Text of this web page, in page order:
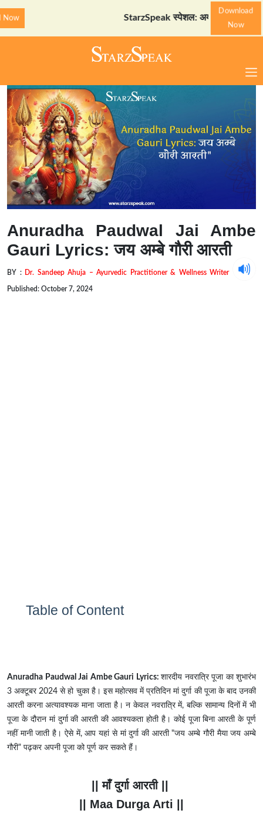
StarzSpeak स्पेशल: अयोध्या दर्शन गाइड
Download
Now
Anuradha Paudwal Jai Ambe
Gauri Lyrics: जय अम्बे गौरी आरती
BY : Dr. Sandeep Ahuja – Ayurvedic Practitioner & Wellness Writer
Published: October 7, 2024
Table of Content
Anuradha Paudwal Jai Ambe Gauri Lyrics: शारदीय नवरात्रि पूजा का शुभारंभ
3 अक्टूबर 2024 से हो चुका है। इस महोत्सव में प्रतिदिन मां दुर्गा की पूजा के बाद उनकी
आरती करना अत्यावश्यक माना जाता है। न केवल नवरात्रि में, बल्कि सामान्य दिनों में भी
पूजा के दौरान मां दुर्गा की आरती की आवश्यकता होती है। कोई पूजा बिना आरती के पूर्ण
नहीं मानी जाती है। ऐसे में, आप यहां से मां दुर्गा की आरती "जय अम्बे गौरी मैया जय अम्बे
गौरी" पढ़कर अपनी पूजा को पूर्ण कर सकते हैं।
|| माँ दुर्गा आरती ||
|| Maa Durga Arti ||